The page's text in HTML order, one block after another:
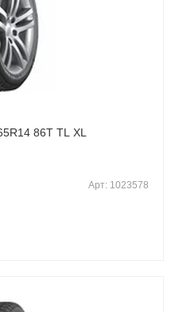
86T TL XL
Арт: 1023578